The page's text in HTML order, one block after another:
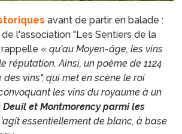
avant de partir en balade :
l'association "Les Sentiers de la
« qu'au Moyen-âge, les vins
réputation. Ainsi, un poème de 1124
vins", qui met en scène le roi
les vins du royaume à un
Deuil et Montmorency parmi les
essentiellement de blanc, à base